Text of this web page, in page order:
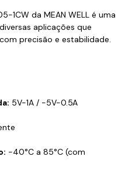
1CW da MEAN WELL é uma
aplicações que
precisão e estabilidade.
5V-1A / -5V-0.5A
-40°C a 85°C (com